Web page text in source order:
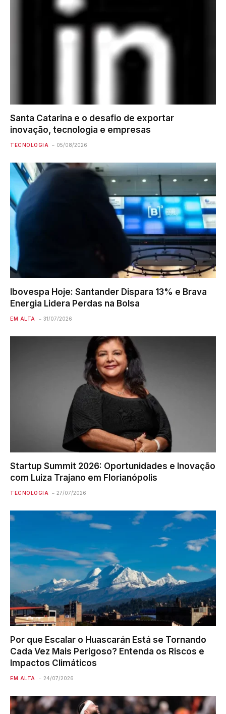
Santa Catarina e o desafio de exportar
inovação, tecnologia e empresas
TECNOLOGIA 05/08/2026
Ibovespa Hoje: Santander Dispara 13% e Brava
Energia Lidera Perdas na Bolsa
EM ALTA 31/07/2026
Startup Summit 2026: Oportunidades e Inovação
com Luiza Trajano em Florianópolis
TECNOLOGIA 27/07/2026
Por que Escalar o Huascarán Está se Tornando
Cada Vez Mais Perigoso? Entenda os Riscos e
Impactos Climáticos
EM ALTA 24/07/2026